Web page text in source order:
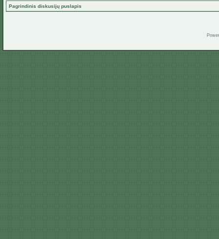
Pagrindinis diskusijų puslapis